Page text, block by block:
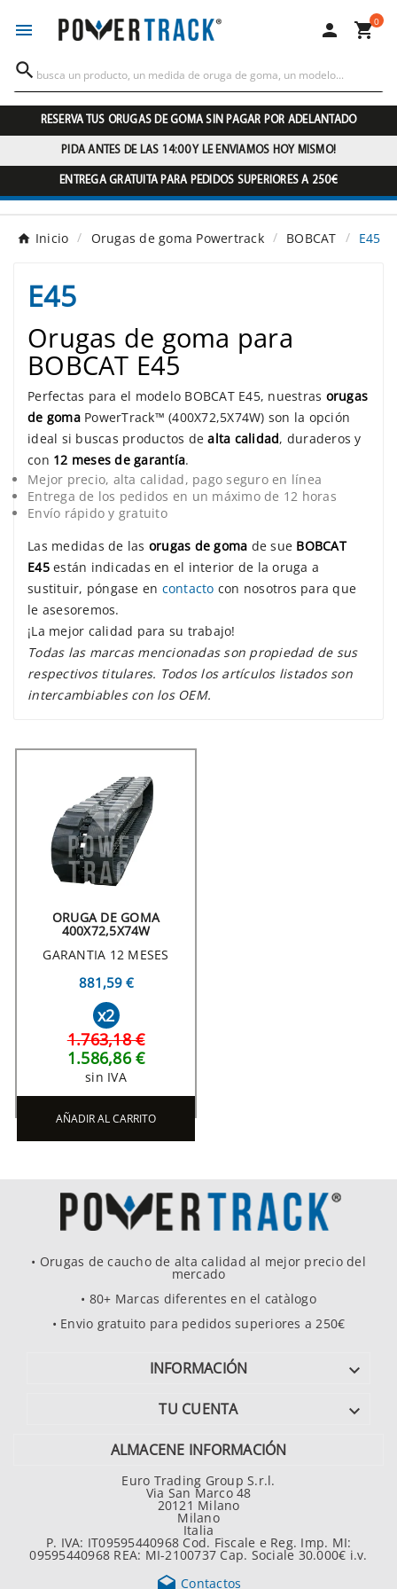
  0

RESERVA TUS ORUGAS DE GOMA SIN PAGAR POR ADELANTADO
PIDA ANTES DE LAS 14:00 Y LE ENVIAMOS HOY MISMO!
ENTREGA GRATUITA PARA PEDIDOS SUPERIORES A 250€
Inicio Orugas de goma Powertrack BOBCAT E45
E45
Orugas de goma para
BOBCAT E45
Perfectas para el modelo BOBCAT E45, nuestras orugas
de gomaPowerTrack™ (400X72,5X74W) son la opción
ideal si buscas productos dealta calidad, duraderos y
con 12 meses de garantía.
Mejor precio, alta calidad, pago seguro en línea
Entrega de los pedidos en un máximo de 12 horas
Envío rápido y gratuito
Las medidas de las orugas de goma de sue BOBCAT
E45están indicadas en el interior de la oruga a
sustituir, póngase en contacto con nosotros para que
le asesoremos.
¡La mejor calidad para su trabajo!
Todas las marcas mencionadas son propiedad de sus
respectivos titulares. Todos los artículos listados son
intercambiables con los OEM.
ORUGA DE GOMA
400X72,5X74W
GARANTIA 12 MESES
881,59 €
x2
1.763,18 €
1.586,86 €
sin IVA
AÑADIR AL CARRITO
• Orugas de caucho de alta calidad al mejor precio del
mercado
• 80+ Marcas diferentes en el catàlogo
• Envio gratuito para pedidos superiores a 250€
INFORMACIÓN 
TU CUENTA 
ALMACENE INFORMACIÓN
Euro Trading Group S.r.l.
Via San Marco 48
20121 Milano
Milano
Italia
P. IVA: IT09595440968 Cod. Fiscale e Reg. Imp. MI:
09595440968 REA: MI-2100737 Cap. Sociale 30.000€ i.v.
Contactos